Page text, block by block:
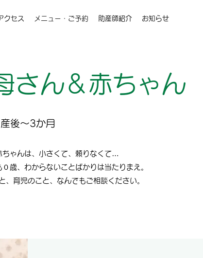
クセス メニュー・ご予約 助産師紹介 お知らせ
さん＆赤ちゃん
​産後～3か月
ちゃんは、小さくて、頼りなくて…
歳、わからないことばかりは当たりまえ。
、育児のこと、なんでもご相談ください。